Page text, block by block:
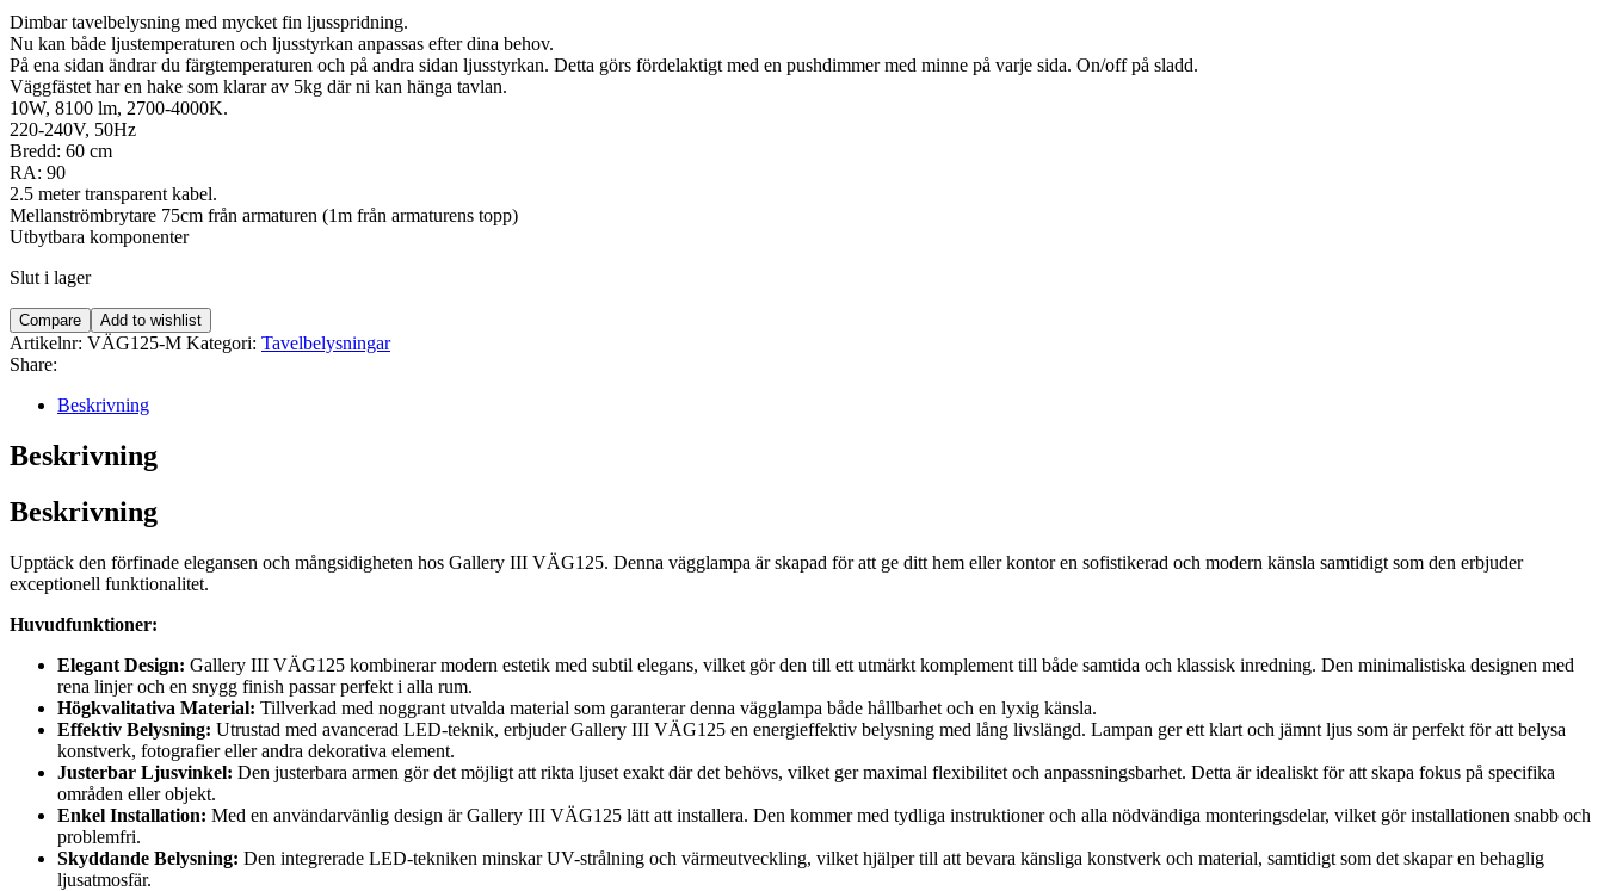
Dimbar tavelbelysning med mycket fin ljusspridning.
Nu kan både ljustemperaturen och ljusstyrkan anpassas efter dina behov.
På ena sidan ändrar du färgtemperaturen och på andra sidan ljusstyrkan. Detta görs fördelaktigt med en pushdimmer med minne på varje sida. On/off på sladd.
Väggfästet har en hake som klarar av 5kg där ni kan hänga tavlan.
10W, 8100 lm, 2700-4000K.
220-240V, 50Hz
Bredd: 60 cm
RA: 90
2.5 meter transparent kabel.
Mellanströmbrytare 75cm från armaturen (1m från armaturens topp)
Utbytbara komponenter
Slut i lager
Compare Add to wishlist
Artikelnr: VÄG125-M Kategori: Tavelbelysningar
Share:
Beskrivning
Beskrivning
Beskrivning
Upptäck den förfinade elegansen och mångsidigheten hos Gallery III VÄG125. Denna vägglampa är skapad för att ge ditt hem eller kontor en sofistikerad och modern känsla samtidigt som den erbjuder
exceptionell funktionalitet.
Huvudfunktioner:
Elegant Design: Gallery III VÄG125 kombinerar modern estetik med subtil elegans, vilket gör den till ett utmärkt komplement till både samtida och klassisk inredning. Den minimalistiska designen med
rena linjer och en snygg finish passar perfekt i alla rum.
Högkvalitativa Material: Tillverkad med noggrant utvalda material som garanterar denna vägglampa både hållbarhet och en lyxig känsla.
Effektiv Belysning: Utrustad med avancerad LED-teknik, erbjuder Gallery III VÄG125 en energieffektiv belysning med lång livslängd. Lampan ger ett klart och jämnt ljus som är perfekt för att belysa
konstverk, fotografier eller andra dekorativa element.
Justerbar Ljusvinkel: Den justerbara armen gör det möjligt att rikta ljuset exakt där det behövs, vilket ger maximal flexibilitet och anpassningsbarhet. Detta är idealiskt för att skapa fokus på specifika
områden eller objekt.
Enkel Installation: Med en användarvänlig design är Gallery III VÄG125 lätt att installera. Den kommer med tydliga instruktioner och alla nödvändiga monteringsdelar, vilket gör installationen snabb och
problemfri.
Skyddande Belysning: Den integrerade LED-tekniken minskar UV-strålning och värmeutveckling, vilket hjälper till att bevara känsliga konstverk och material, samtidigt som det skapar en behaglig
ljusatmosfär.